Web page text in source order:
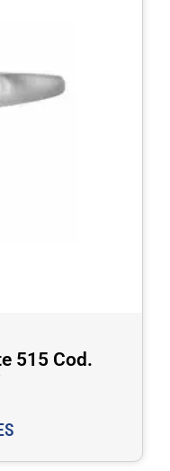
515 Cod.